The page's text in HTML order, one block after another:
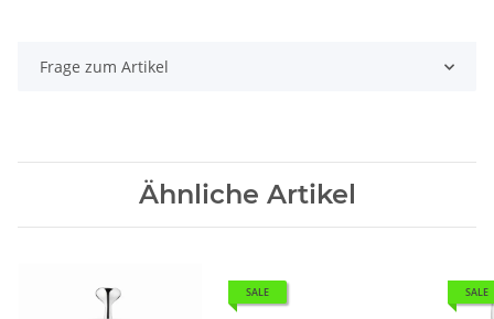
Frage zum Artikel
Ähnliche Artikel
SALE SALE